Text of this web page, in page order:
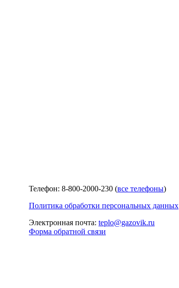
Телефон: 8-800-2000-230 (все телефоны)
Политика обработки персональных данных
Электронная почта: teplo@gazovik.ru
Форма обратной связи